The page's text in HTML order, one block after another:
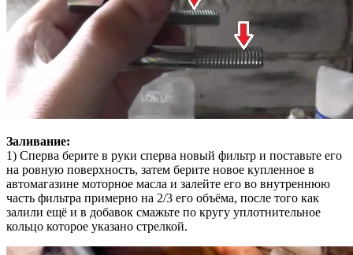
Заливание:
1) Сперва берите в руки сперва новый фильтр и поставьте его
на ровную поверхность, затем берите новое купленное в
автомагазине моторное масла и залейте его во внутреннюю
часть фильтра примерно на 2/3 его объёма, после того как
залили ещё и в добавок смажьте по кругу уплотнительное
кольцо которое указано стрелкой.